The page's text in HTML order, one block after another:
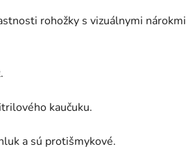
rohožky s vizuálnymi nárokmi
kaučuku.
a sú protišmykové.